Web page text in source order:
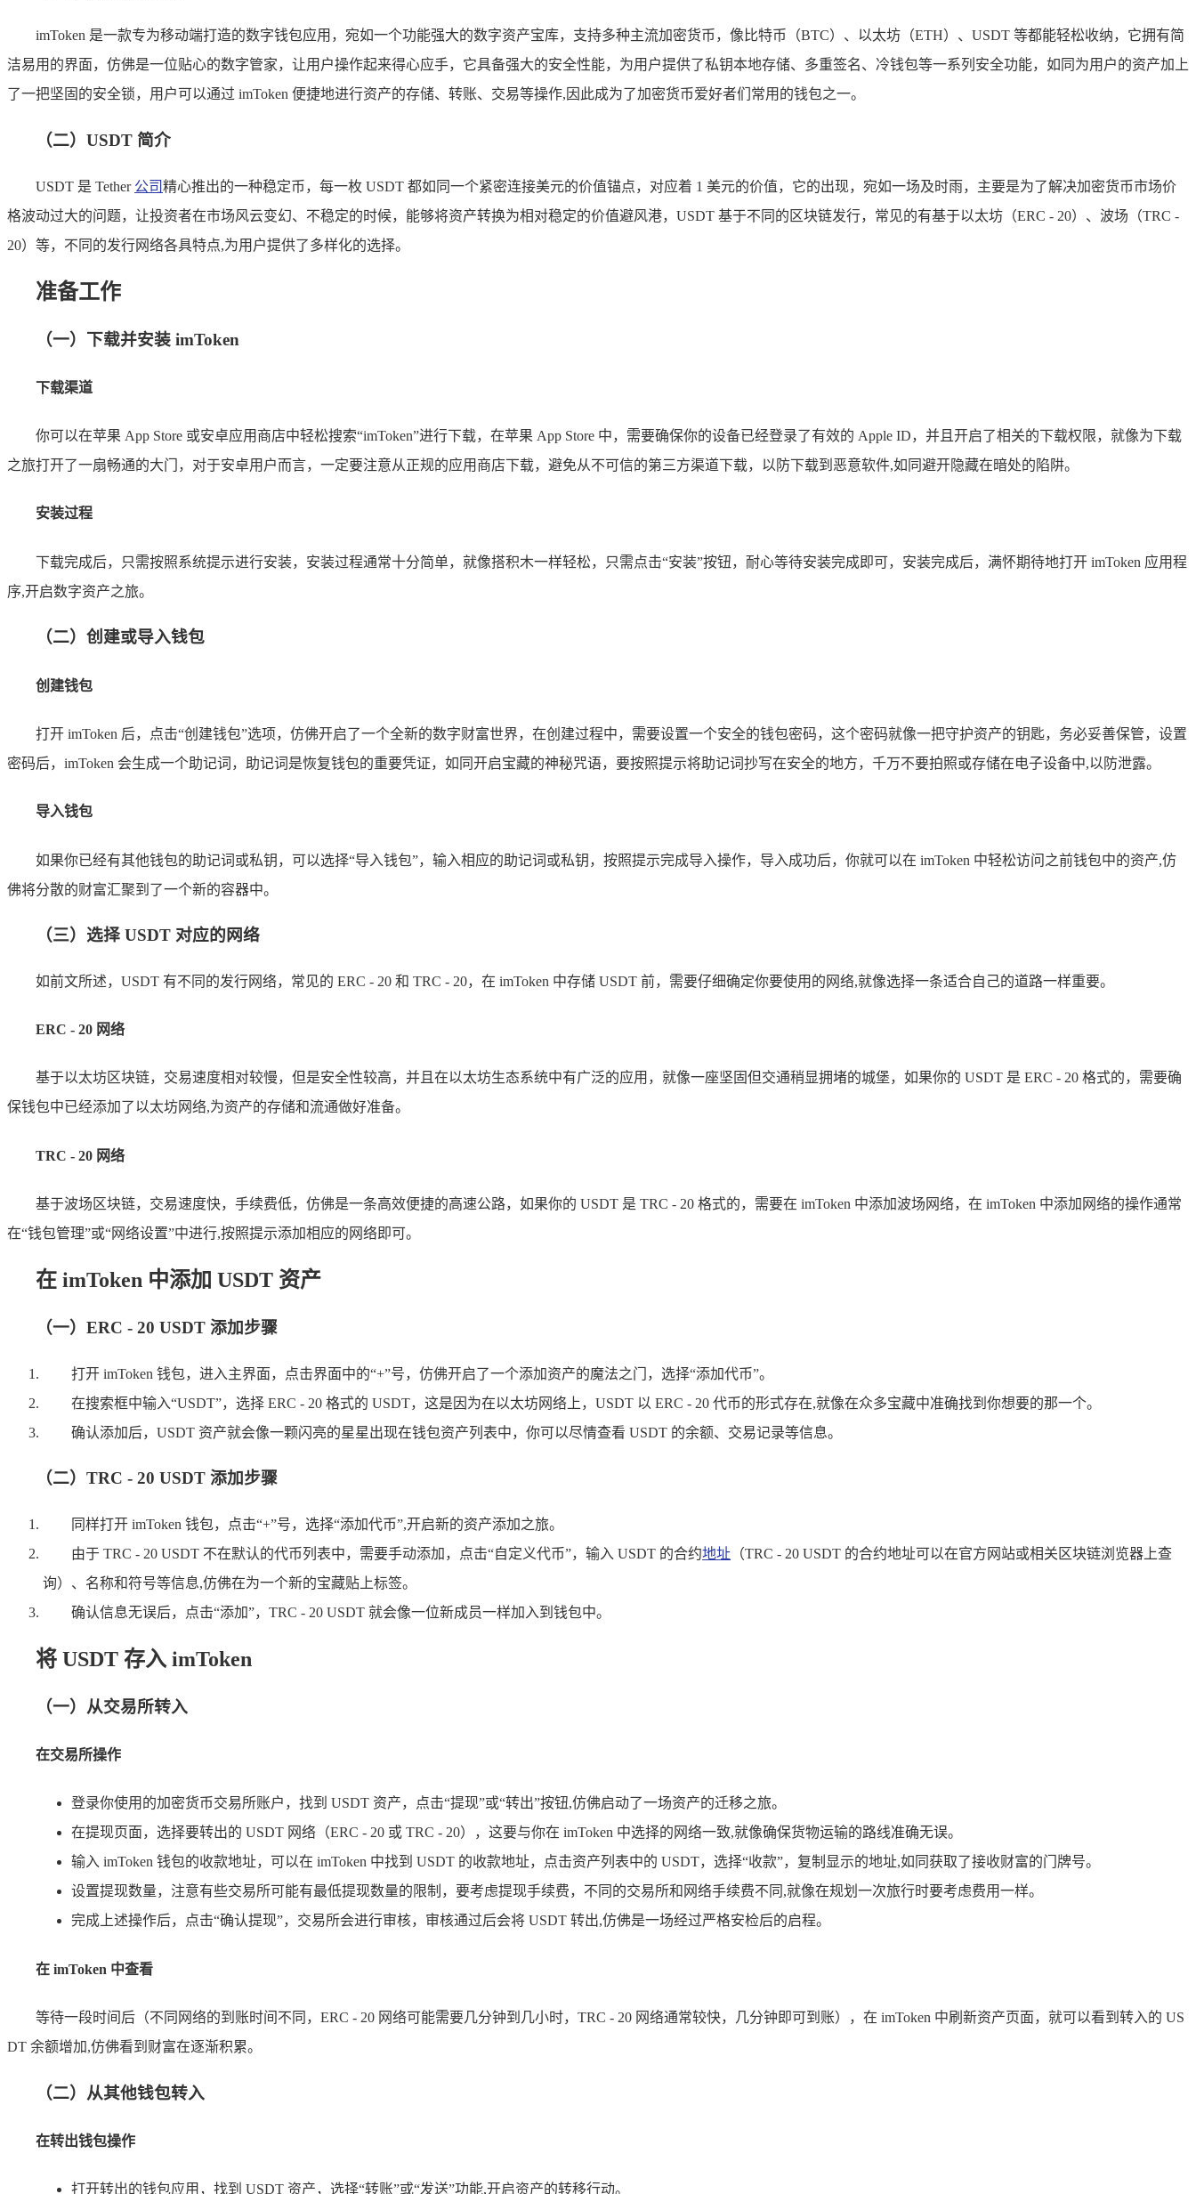
imToken 是一款专为移动端打造的数字钱包应用，宛如一个功能强大的数字资产宝库，支持多种主流加密货币，像比特币（BTC）、以太坊（ETH）、USDT 等都能轻松收纳，它拥有简
洁易用的界面，仿佛是一位贴心的数字管家，让用户操作起来得心应手，它具备强大的安全性能，为用户提供了私钥本地存储、多重签名、冷钱包等一系列安全功能，如同为用户的资产加上
了一把坚固的安全锁，用户可以通过 imToken 便捷地进行资产的存储、转账、交易等操作,因此成为了加密货币爱好者们常用的钱包之一。
（二）USDT 简介
USDT 是 Tether 公司精心推出的一种稳定币，每一枚 USDT 都如同一个紧密连接美元的价值锚点，对应着 1 美元的价值，它的出现，宛如一场及时雨，主要是为了解决加密货币市场价
格波动过大的问题，让投资者在市场风云变幻、不稳定的时候，能够将资产转换为相对稳定的价值避风港，USDT 基于不同的区块链发行，常见的有基于以太坊（ERC - 20）、波场（TRC -
20）等，不同的发行网络各具特点,为用户提供了多样化的选择。
准备工作
（一）下载并安装 imToken
下载渠道
你可以在苹果 App Store 或安卓应用商店中轻松搜索“imToken”进行下载，在苹果 App Store 中，需要确保你的设备已经登录了有效的 Apple ID，并且开启了相关的下载权限，就像为下载
之旅打开了一扇畅通的大门，对于安卓用户而言，一定要注意从正规的应用商店下载，避免从不可信的第三方渠道下载，以防下载到恶意软件,如同避开隐藏在暗处的陷阱。
安装过程
下载完成后，只需按照系统提示进行安装，安装过程通常十分简单，就像搭积木一样轻松，只需点击“安装”按钮，耐心等待安装完成即可，安装完成后，满怀期待地打开 imToken 应用程
序,开启数字资产之旅。
（二）创建或导入钱包
创建钱包
打开 imToken 后，点击“创建钱包”选项，仿佛开启了一个全新的数字财富世界，在创建过程中，需要设置一个安全的钱包密码，这个密码就像一把守护资产的钥匙，务必妥善保管，设置
密码后，imToken 会生成一个助记词，助记词是恢复钱包的重要凭证，如同开启宝藏的神秘咒语，要按照提示将助记词抄写在安全的地方，千万不要拍照或存储在电子设备中,以防泄露。
导入钱包
如果你已经有其他钱包的助记词或私钥，可以选择“导入钱包”，输入相应的助记词或私钥，按照提示完成导入操作，导入成功后，你就可以在 imToken 中轻松访问之前钱包中的资产,仿
佛将分散的财富汇聚到了一个新的容器中。
（三）选择 USDT 对应的网络
如前文所述，USDT 有不同的发行网络，常见的 ERC - 20 和 TRC - 20，在 imToken 中存储 USDT 前，需要仔细确定你要使用的网络,就像选择一条适合自己的道路一样重要。
ERC - 20 网络
基于以太坊区块链，交易速度相对较慢，但是安全性较高，并且在以太坊生态系统中有广泛的应用，就像一座坚固但交通稍显拥堵的城堡，如果你的 USDT 是 ERC - 20 格式的，需要确
保钱包中已经添加了以太坊网络,为资产的存储和流通做好准备。
TRC - 20 网络
基于波场区块链，交易速度快，手续费低，仿佛是一条高效便捷的高速公路，如果你的 USDT 是 TRC - 20 格式的，需要在 imToken 中添加波场网络，在 imToken 中添加网络的操作通常
在“钱包管理”或“网络设置”中进行,按照提示添加相应的网络即可。
在 imToken 中添加 USDT 资产
（一）ERC - 20 USDT 添加步骤
打开 imToken 钱包，进入主界面，点击界面中的“+”号，仿佛开启了一个添加资产的魔法之门，选择“添加代币”。
在搜索框中输入“USDT”，选择 ERC - 20 格式的 USDT，这是因为在以太坊网络上，USDT 以 ERC - 20 代币的形式存在,就像在众多宝藏中准确找到你想要的那一个。
确认添加后，USDT 资产就会像一颗闪亮的星星出现在钱包资产列表中，你可以尽情查看 USDT 的余额、交易记录等信息。
（二）TRC - 20 USDT 添加步骤
同样打开 imToken 钱包，点击“+”号，选择“添加代币”,开启新的资产添加之旅。
由于 TRC - 20 USDT 不在默认的代币列表中，需要手动添加，点击“自定义代币”，输入 USDT 的合约地址 （TRC - 20 USDT 的合约地址可以在官方网站或相关区块链浏览器上查
询）、名称和符号等信息,仿佛在为一个新的宝藏贴上标签。
确认信息无误后，点击“添加”，TRC - 20 USDT 就会像一位新成员一样加入到钱包中。
将 USDT 存入 imToken
（一）从交易所转入
在交易所操作
登录你使用的加密货币交易所账户，找到 USDT 资产，点击“提现”或“转出”按钮,仿佛启动了一场资产的迁移之旅。
在提现页面，选择要转出的 USDT 网络（ERC - 20 或 TRC - 20），这要与你在 imToken 中选择的网络一致,就像确保货物运输的路线准确无误。
输入 imToken 钱包的收款地址，可以在 imToken 中找到 USDT 的收款地址，点击资产列表中的 USDT，选择“收款”，复制显示的地址,如同获取了接收财富的门牌号。
设置提现数量，注意有些交易所可能有最低提现数量的限制，要考虑提现手续费，不同的交易所和网络手续费不同,就像在规划一次旅行时要考虑费用一样。
完成上述操作后，点击“确认提现”，交易所会进行审核，审核通过后会将 USDT 转出,仿佛是一场经过严格安检后的启程。
在 imToken 中查看
等待一段时间后（不同网络的到账时间不同，ERC - 20 网络可能需要几分钟到几小时，TRC - 20 网络通常较快，几分钟即可到账），在 imToken 中刷新资产页面，就可以看到转入的 US
DT 余额增加,仿佛看到财富在逐渐积累。
（二）从其他钱包转入
在转出钱包操作
打开转出的钱包应用，找到 USDT 资产，选择“转账”或“发送”功能,开启资产的转移行动。